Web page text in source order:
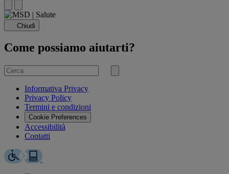
Chiudi
Come possiamo aiutarti?
Cerca
per
Invia
Informativa Privacy
Privacy Policy
Termini e condizioni
Cookie Preferences
Accessibilità
Contatti